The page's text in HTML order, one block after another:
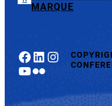
MARQUE
Facebook
LinkedIn
Instagram
YouTube
Flickr